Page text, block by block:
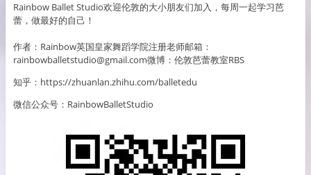
Rainbow Ballet Studio欢迎伦敦的大小朋友们加入，每周一起学习芭
蕾，做最好的自己！
作者：Rainbow英国皇家舞蹈学院注册老师邮箱：
rainbowballetstudio@gmail.com微博：伦敦芭蕾教室RBS
知乎：https://zhuanlan.zhihu.com/balletedu
微信公众号：RainbowBalletStudio